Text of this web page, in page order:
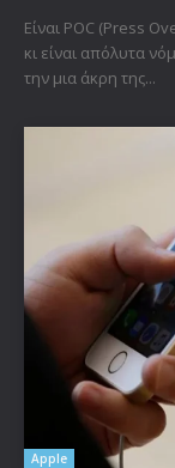
Είναι POC (Press
κι είναι απόλυτα
την μια άκρη της...
Apple